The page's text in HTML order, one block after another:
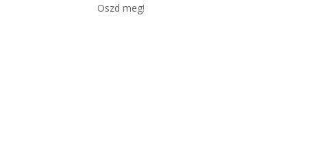
Oszd meg!